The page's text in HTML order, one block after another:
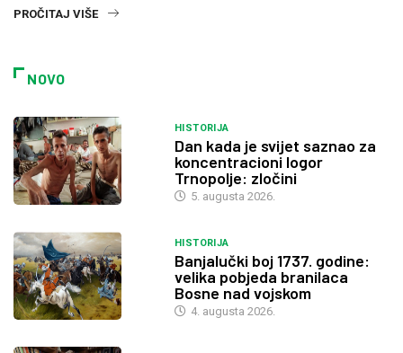
PROČITAJ VIŠE
NOVO
HISTORIJA
Dan kada je svijet saznao za
koncentracioni logor
Trnopolje: zločini
5. augusta 2026.
HISTORIJA
Banjalučki boj 1737. godine:
velika pobjeda branilaca
Bosne nad vojskom
4. augusta 2026.